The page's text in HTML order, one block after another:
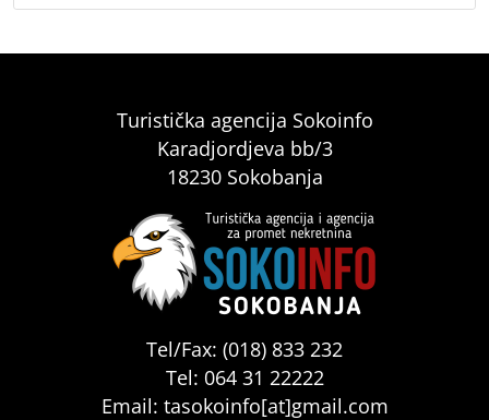
Turistička agencija Sokoinfo
Karadjordjeva bb/3
18230 Sokobanja
Tel/Fax: (018) 833 232
Tel: 064 31 22222
Email: tasokoinfo[at]gmail.com